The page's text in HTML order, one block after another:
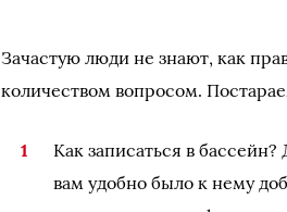
Зачастую люди не знают, как
количеством вопросом.
Как записаться в
вам удобно было к нему